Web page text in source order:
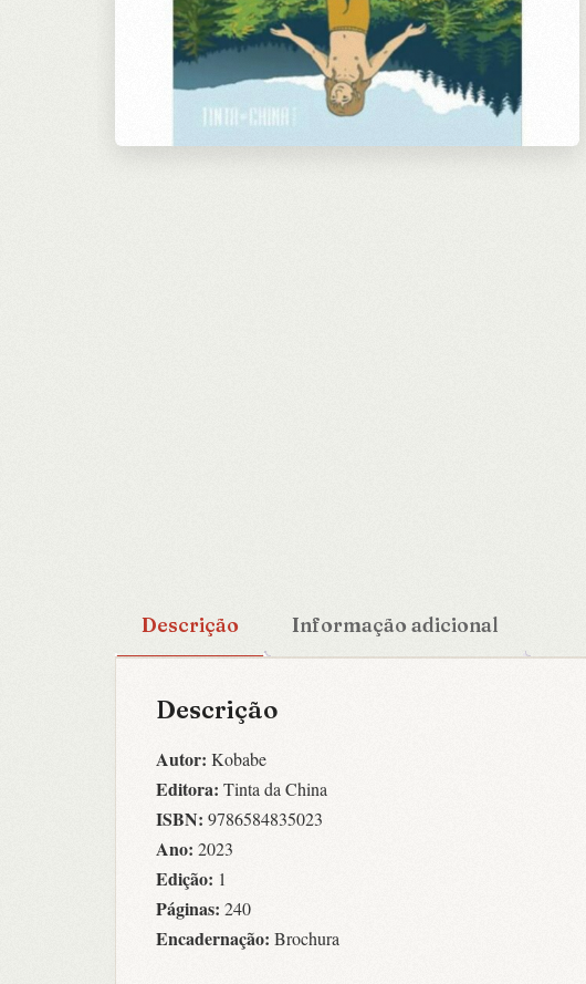
Descrição Informação adicional
Descrição
Autor: Kobabe
Editora: Tinta da China
ISBN: 9786584835023
Ano: 2023
Edição: 1
Páginas: 240
Encadernação: Brochura